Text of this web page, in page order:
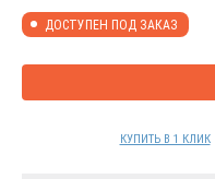
ДОСТУПЕН ПОД ЗАКАЗ
КУПИТЬ В 1 КЛИК